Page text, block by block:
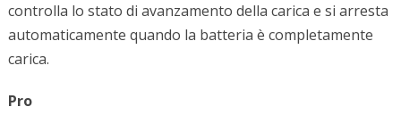
controlla lo stato di avanzamento della carica e si arresta
automaticamente quando la batteria è completamente
carica.
Pro